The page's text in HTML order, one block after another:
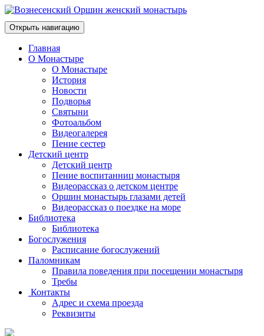
Открыть навигацию
Главная
О Монастыре
О Монастыре
История
Новости
Подворья
Святыни
Фотоальбом
Видеогалерея
Пение сестер
Детский центр
Детский центр
Пение воспитанниц монастыря
Видеорассказ о детском центре
Оршин монастырь глазами детей
Видеорассказ о поездке на море
Библиотека
Библиотека
Богослужения
Расписание богослужений
Паломникам
Правила поведения при посещении монастыря
Требы
Контакты
Адрес и схема проезда
Реквизиты